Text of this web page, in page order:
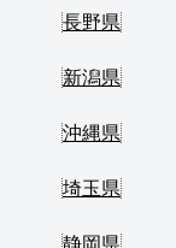
長野県
新潟県
沖縄県
埼玉県
静岡県